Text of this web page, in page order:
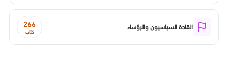
القادة السياسيون والرؤساء 266
كتاب